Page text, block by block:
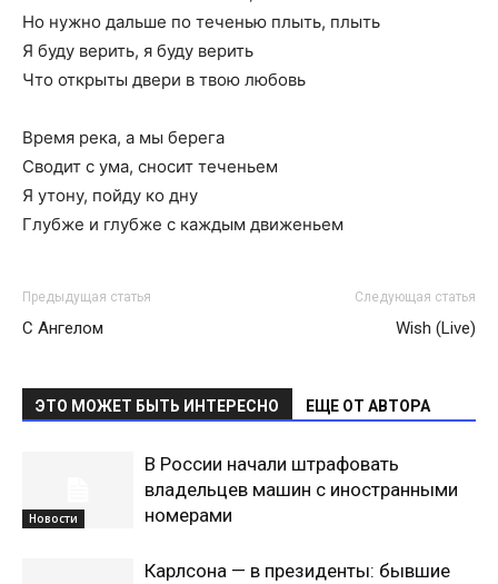
Но нужно дальше по теченью плыть, плыть
Я буду верить, я буду верить
Что открыты двери в твою любовь
Время река, а мы берега
Сводит с ума, сносит теченьем
Я утону, пойду ко дну
Глубже и глубже с каждым движеньем
Предыдущая статья
С Ангелом
Следующая статья
Wish (Live)
ЭТО МОЖЕТ БЫТЬ ИНТЕРЕСНО ЕЩЕ ОТ АВТОРА
Новости
В России начали штрафовать
владельцев машин с иностранными
номерами
Карлсона — в президенты: бывшие